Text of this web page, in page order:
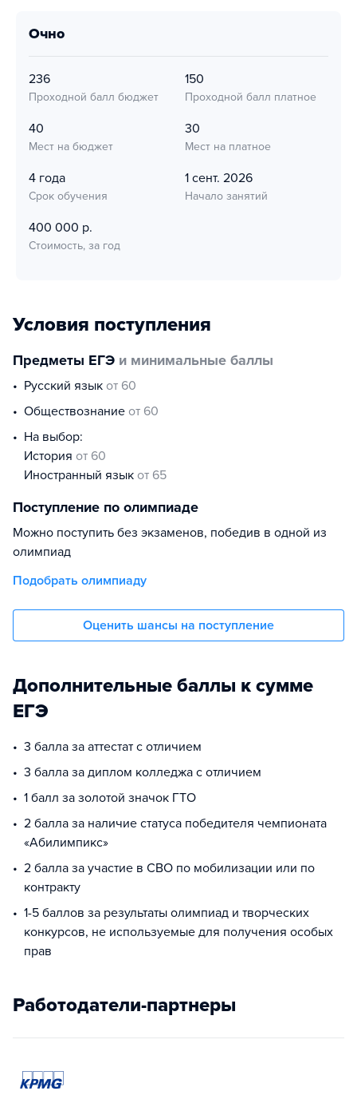
очно
236
Проходной балл бюджет
150
Проходной балл платное
40
Мест на бюджет
30
Мест на платное
4 года
Срок обучения
1 сент. 2026
Начало занятий
400 000 р.
Стоимость, за год
Условия поступления
Предметы ЕГЭ и минимальные баллы
русский язык от 60
обществознание от 60
На выбор:
история от 60
иностранный язык от 65
Поступление по олимпиаде
Можно поступить без экзаменов, победив в одной из
олимпиад
Подобрать олимпиаду
Оценить шансы на поступление
Дополнительные баллы к сумме
ЕГЭ
3 балла за аттестат с отличием
3 балла за диплом колледжа с отличием
1 балл за золотой значок ГТО
2 балла за наличие статуса победителя чемпионата
«Абилимпикс»
2 балла за участие в СВО по мобилизации или по
контракту
1-5 баллов за результаты олимпиад и творческих
конкурсов, не используемые для получения особых
прав
Работодатели-партнеры